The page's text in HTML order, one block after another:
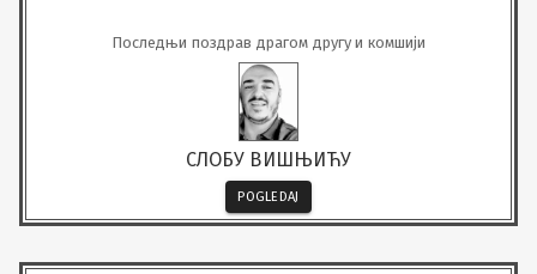
Последњи поздрав драгом другу и комшији
СЛОБУ ВИШЊИЋУ
POGLEDAJ